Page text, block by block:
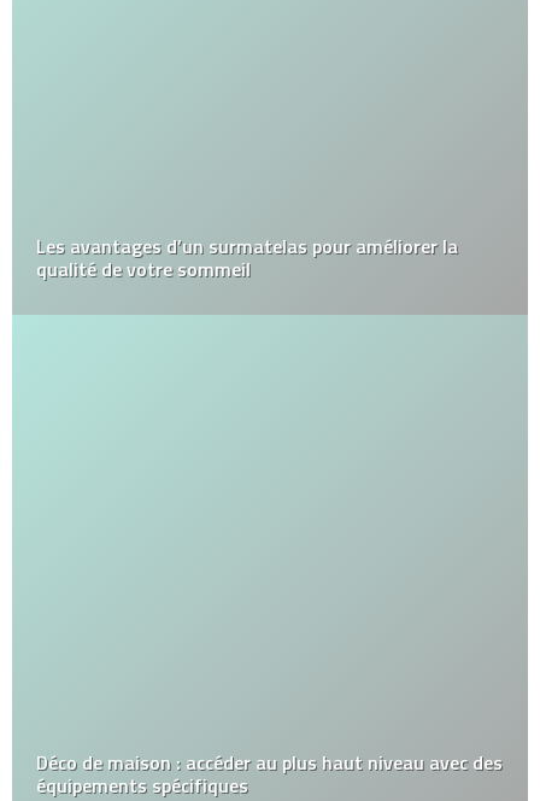
Les avantages d’un surmatelas pour améliorer la
qualité de votre sommeil
Déco de maison : accéder au plus haut niveau avec des
équipements spécifiques